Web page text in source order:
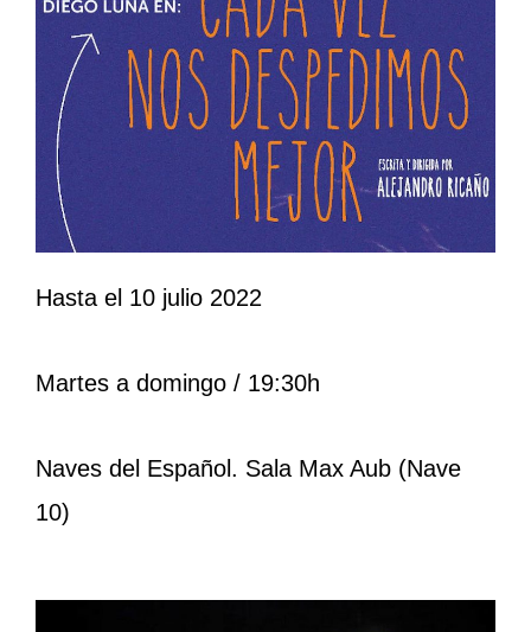
Hasta el 10 julio 2022
Martes a domingo / 19:30h
Naves del Español. Sala Max Aub (Nave
10)